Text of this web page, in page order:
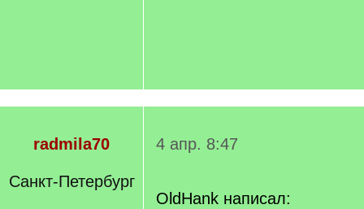
radmila70
Санкт-Петербург
4 апр. 8:47
OldHank написал: